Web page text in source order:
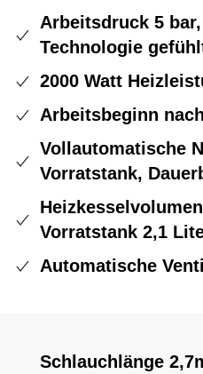
Arbeitsdruck 5
Technologie
2000 Watt
Arbeitsbeginn
Vollautomatische
Vorratstank,
Vorratstank 2,1
Automatische
Schlauchlänge